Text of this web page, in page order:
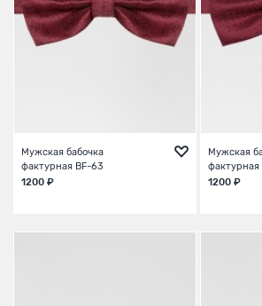
Мужская бабочка
фактурная BF-63
1200 ₽
Мужская
фактурная
1200 ₽